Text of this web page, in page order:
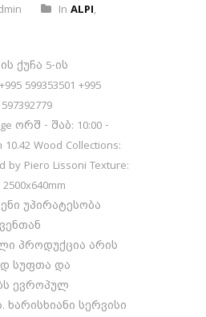
In ALPI,
ქუჩა 5-ის
599353501 +995
ორშ - შაბ: 10:00 -
10.42 Wood Collections:
by Piero Lissoni Texture:
უპირატესობა
პროდუქცია არის
სუფთა და
ევროპულ
ხარისხიანი სერვისი